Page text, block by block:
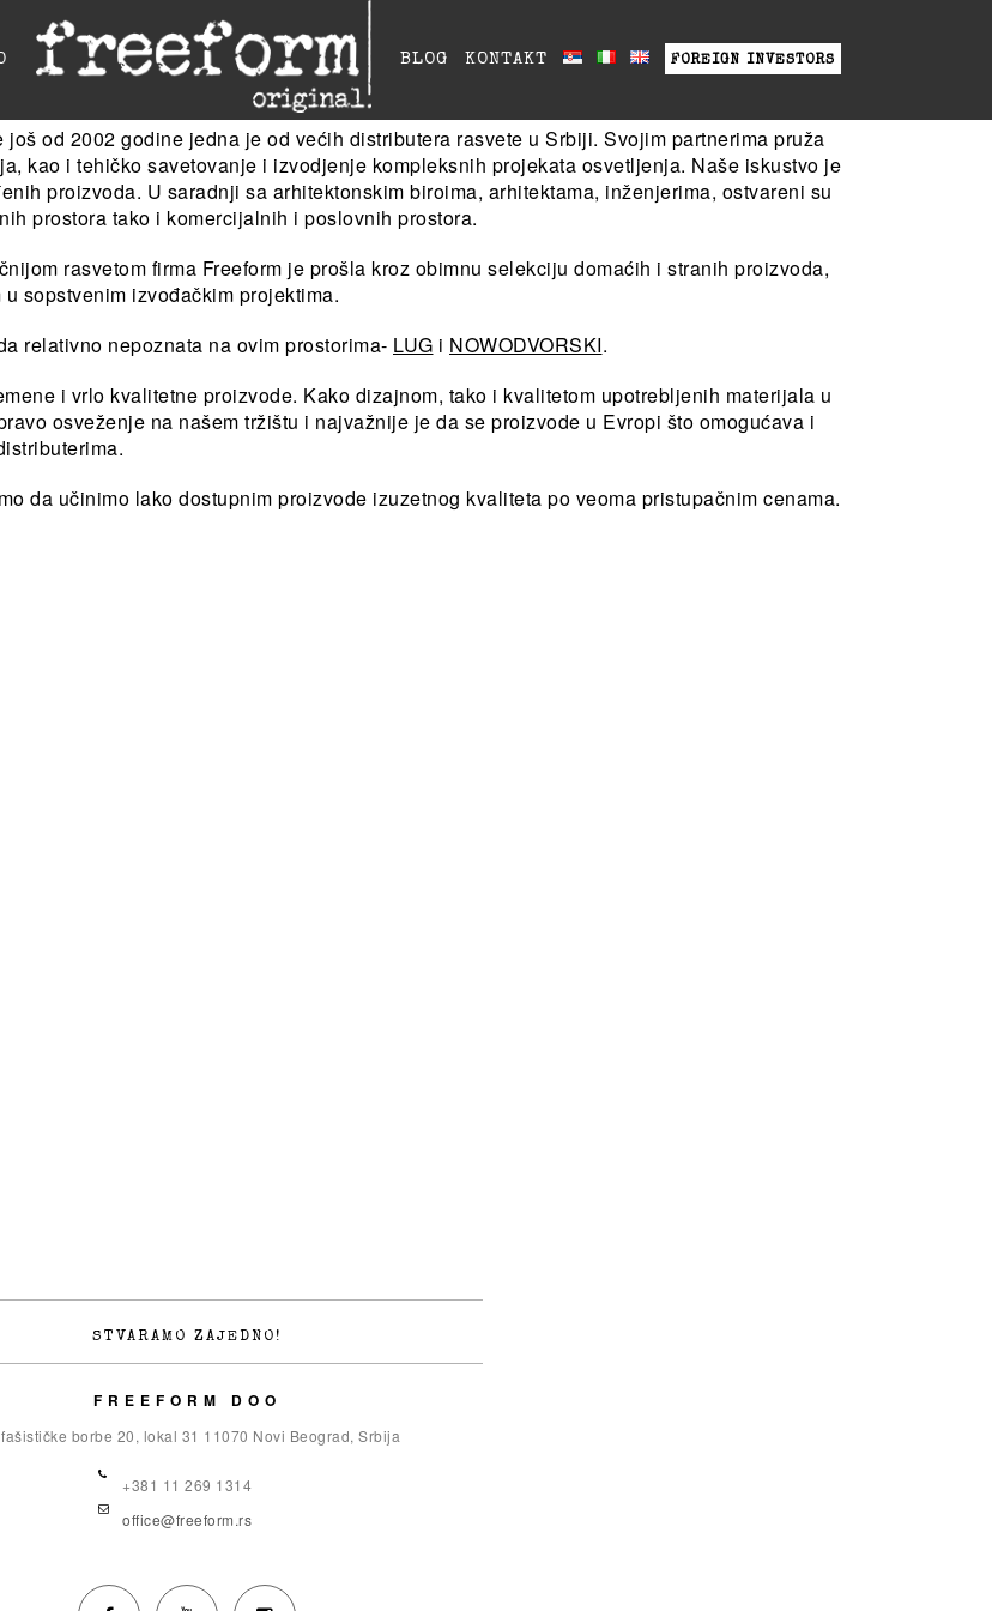
BLOG KONTAKT FOREIGN INVESTORS
od 2002 godine jedna je od većih distributera rasvete u Srbiji. Svojim partnerima pruža
kao i tehičko savetovanje i izvodjenje kompleksnih projekata osvetljenja. Naše iskustvo je
proizvoda. U saradnji sa arhitektonskim biroima, arhitektama, inženjerima, ostvareni su
prostora tako i komercijalnih i poslovnih prostora.
rasvetom firma Freeform je prošla kroz obimnu selekciju domaćih i stranih proizvoda,
sopstvenim izvođačkim projektima.
relativno nepoznata na ovim prostorima- LUG i NOWODVORSKI.
i vrlo kvalitetne proizvode. Kako dizajnom, tako i kvalitetom upotrebljenih materijala u
osveženje na našem tržištu i najvažnije je da se proizvode u Evropi što omogućava i
da učinimo lako dostupnim proizvode izuzetnog kvaliteta po veoma pristupačnim cenama.
STVARAMO ZAJEDNO!
FREEFORM DOO
borbe 20, lokal 31 11070 Novi Beograd, Srbija
+381 11 269 1314
office@freeform.rs